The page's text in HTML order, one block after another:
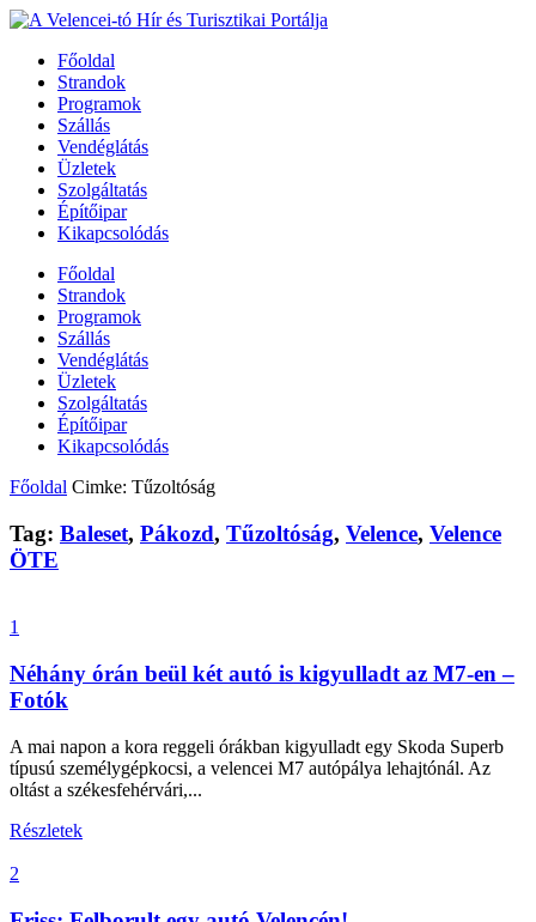
Főoldal
Strandok
Programok
Szállás
Vendéglátás
Üzletek
Szolgáltatás
Építőipar
Kikapcsolódás
Főoldal
Strandok
Programok
Szállás
Vendéglátás
Üzletek
Szolgáltatás
Építőipar
Kikapcsolódás
Főoldal Cimke: Tűzoltóság
Tag: Baleset, Pákozd, Tűzoltóság, Velence, Velence
ÖTE
1
Néhány órán beül két autó is kigyulladt az M7-en –
Fotók
A mai napon a kora reggeli órákban kigyulladt egy Skoda Superb
típusú személygépkocsi, a velencei M7 autópálya lehajtónál. Az
oltást a székesfehérvári,...
Részletek
2